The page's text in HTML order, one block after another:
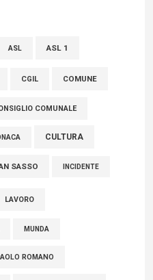
lavori di riqualificazione
servono controlli e
ASL ASL 1
CGIL COMUNE
COMUNALE
CULTURA
SASSO INCIDENTE
LAVORO
MUNDA
ROMANO